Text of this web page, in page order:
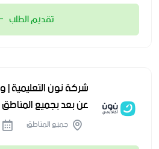
تقديم الطلب
شركة نون التعليمية
عن بعد بجميع المناطق
جميع المناطق